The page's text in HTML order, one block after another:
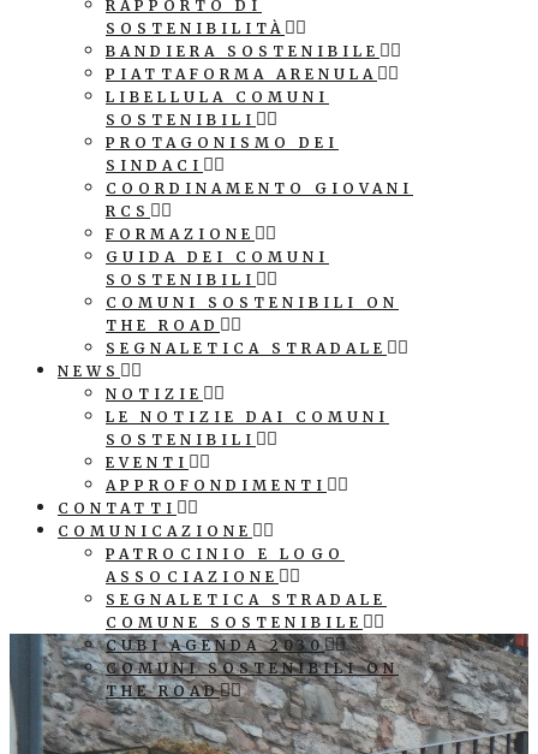
RAPPORTO DI
SOSTENIBILITÀ
BANDIERA SOSTENIBILE
PIATTAFORMA ARENULA
LIBELLULA COMUNI
SOSTENIBILI
PROTAGONISMO DEI
SINDACI
COORDINAMENTO GIOVANI
RCS
FORMAZIONE
GUIDA DEI COMUNI
SOSTENIBILI
COMUNI SOSTENIBILI ON
THE ROAD
SEGNALETICA STRADALE
NEWS
NOTIZIE
LE NOTIZIE DAI COMUNI
SOSTENIBILI
EVENTI
APPROFONDIMENTI
CONTATTI
COMUNICAZIONE
PATROCINIO E LOGO
ASSOCIAZIONE
SEGNALETICA STRADALE
COMUNE SOSTENIBILE
CUBI AGENDA 2030
COMUNI SOSTENIBILI ON
THE ROAD